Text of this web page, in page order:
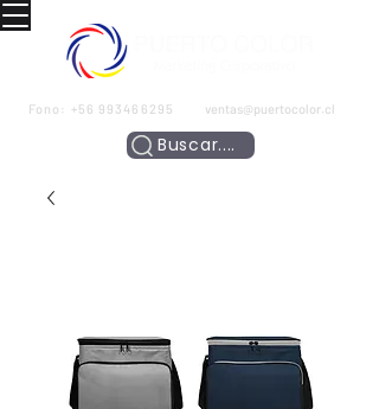
Fono: +56 993466295 ventas@puertocolor.cl
Buscar....